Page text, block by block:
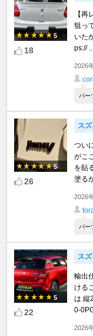
5
18
【
狙っ
いた
ps://
2026
パー
5
26
ス
つい
がこ
を貼
塗る
2026
パー
5
22
ス
輸出
ける
は 縦
0-
2026